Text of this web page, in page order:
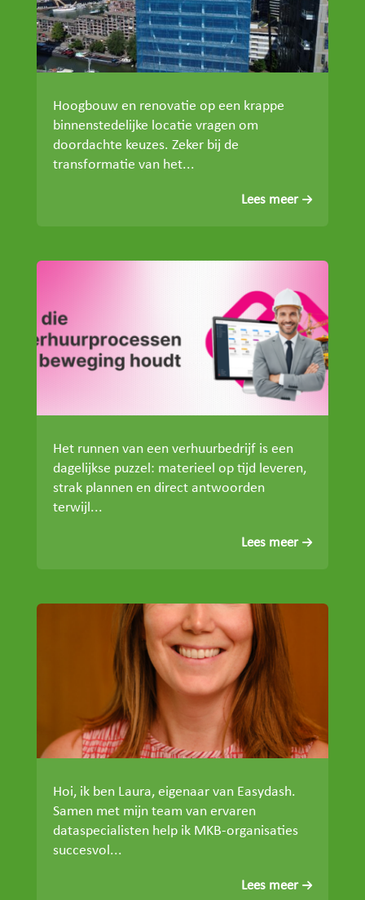
Hoogbouw en renovatie op een krappe
binnenstedelijke locatie vragen om
doordachte keuzes. Zeker bij de
transformatie van het...
Lees meer
Het runnen van een verhuurbedrijf is een
dagelijkse puzzel: materieel op tijd leveren,
strak plannen en direct antwoorden
terwijl...
Lees meer
Hoi, ik ben Laura, eigenaar van Easydash.
Samen met mijn team van ervaren
dataspecialisten help ik MKB-organisaties
succesvol...
Lees meer